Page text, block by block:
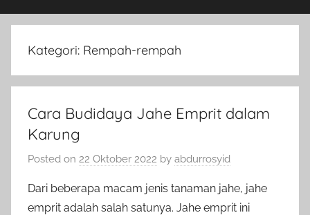
Kategori: Rempah-rempah
Cara Budidaya Jahe Emprit dalam
Karung
Posted on 22 Oktober 2022 by abdurrosyid
Dari beberapa macam jenis tanaman jahe, jahe
emprit adalah salah satunya. Jahe emprit ini